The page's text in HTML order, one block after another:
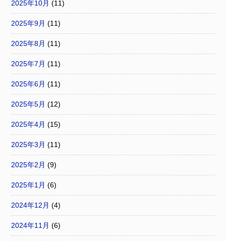
2025年10月 (11)
2025年9月 (11)
2025年8月 (11)
2025年7月 (11)
2025年6月 (11)
2025年5月 (12)
2025年4月 (15)
2025年3月 (11)
2025年2月 (9)
2025年1月 (6)
2024年12月 (4)
2024年11月 (6)